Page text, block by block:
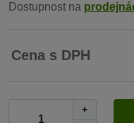
Dostupnost na
Cena s DPH
+